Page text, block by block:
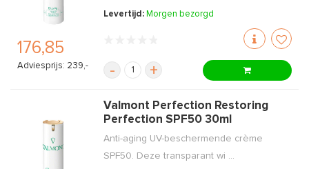
176,85
Adviesprijs: 239,-
Levertijd: Morgen bezorgd
- +
Valmont Perfection Restoring
Perfection SPF50 30ml
Anti-aging UV-beschermende crème
SPF50. Deze transparant wi ...